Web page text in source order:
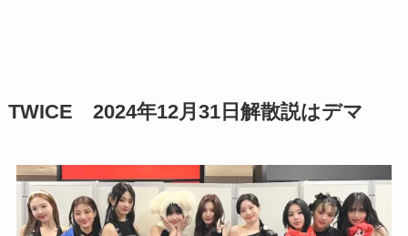
TWICE 2024年12月31日解散説はデマ